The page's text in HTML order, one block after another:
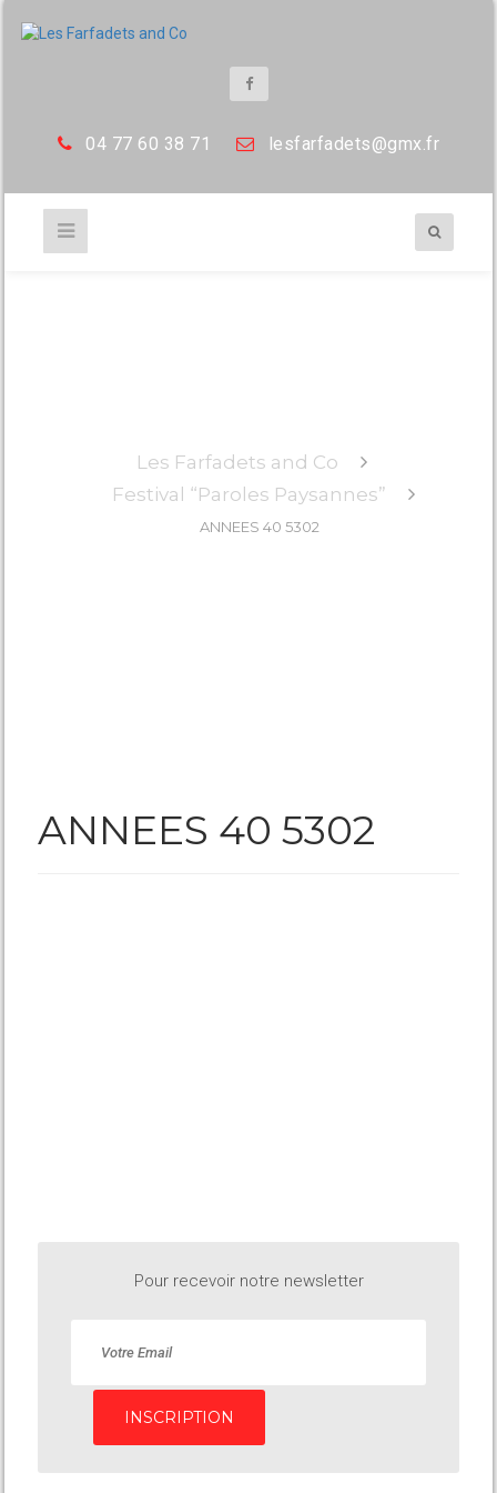
04 77 60 38 71 lesfarfadets@gmx.fr
Les Farfadets and Co
Festival “Paroles Paysannes”
ANNEES 40 5302
ANNEES 40 5302
Pour recevoir notre newsletter
INSCRIPTION